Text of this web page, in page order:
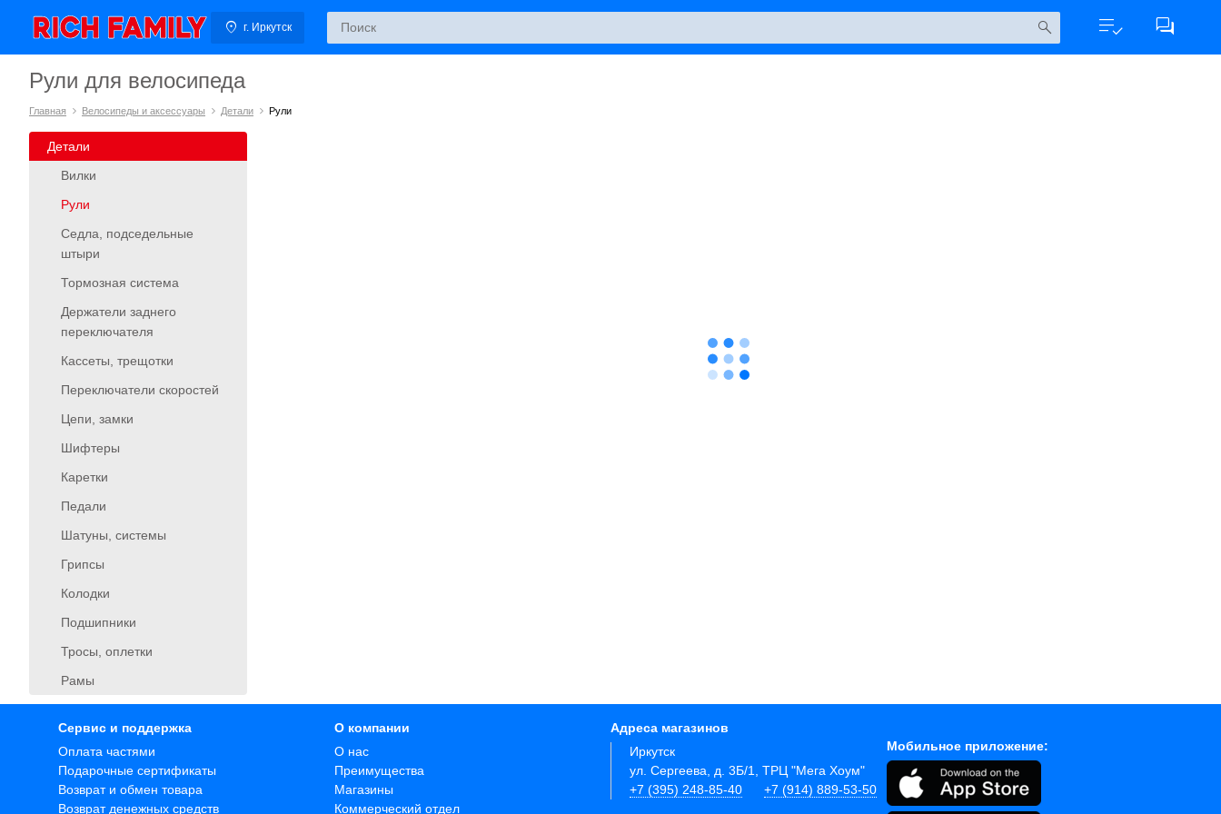
г. Иркутск
Рули для велосипеда
Главная Велосипеды и аксессуары Детали Рули
Детали
Вилки
Рули
Седла, подседельные
штыри
Тормозная система
Держатели заднего
переключателя
Кассеты, трещотки
Переключатели скоростей
Цепи, замки
Шифтеры
Каретки
Педали
Шатуны, системы
Грипсы
Колодки
Подшипники
Тросы, оплетки
Рамы
Сервис и поддержка
Оплата частями
Подарочные сертификаты
Возврат и обмен товара
Возврат денежных средств
О компании
О нас
Преимущества
Магазины
Коммерческий отдел
Адреса магазинов
Иркутск
ул. Сергеева, д. 3Б/1, ТРЦ "Мега Хоум"
+7 (395) 248-85-40
+7 (914) 889-53-50
Мобильное приложение: